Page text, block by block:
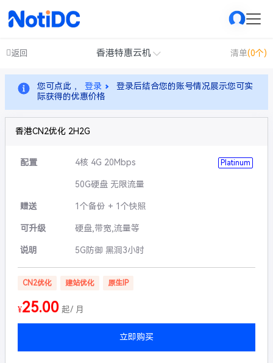
返回 香港特惠云机 清单(0个)
您可点此 ， 登录
登录后结合您的账号情况展示您可实
际获得的优惠价格
香港CN2优化 2H2G
配置 4核 4G 20Mbps Platinum
50G硬盘 无限流量
赠送 1个备份 + 1个快照
可升级 硬盘,带宽,流量等
说明 5G防御 黑洞3小时
CN2优化 建站优化 原生IP
¥25.00 起/ 月
立即购买